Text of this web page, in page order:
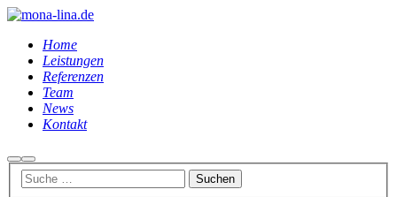
Home
Leistungen
Referenzen
Team
News
Kontakt
Suchen
Hauptmenü